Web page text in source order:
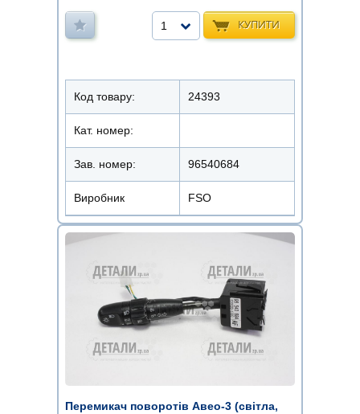
КУПИТИ
1
Код товару: 24393
Кат. номер:
Зав. номер: 96540684
Виробник FSO
Перемикач поворотів Авео-3 (світла,